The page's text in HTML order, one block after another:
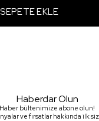
Haberdar Olun
Haber bültenimize abone olun!
ve fırsatlar hakkında ilk